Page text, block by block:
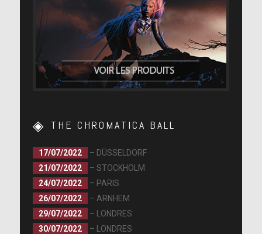
THE CHROMATICA BALL
17/07/2022
– DÜSSELDORF
21/07/2022
– STOCKHOLM
24/07/2022
– PARIS
26/07/2022
– ARNHEM
29/07/2022
– LONDRES
30/07/2022
– LONDRES